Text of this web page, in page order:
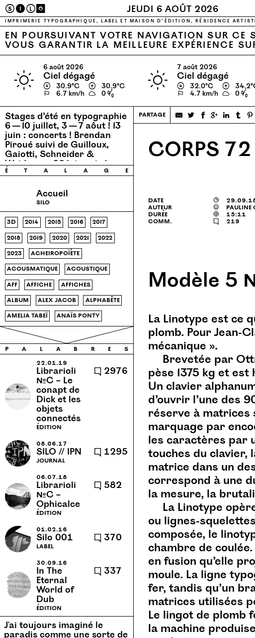
SIL O JEUDI 6 AOÛT 2026
IMPRIMERIE TYPOGRAPHIQUE, LABEL ET MAISON D’ÉDITION, RÉSIDENCE
EN POURSUIVANT VOTRE NAVIGATION SUR CE
VOUS GARANTIR LA MEILLEURE EXPÉRIENCE
6 août 2026
ciel dégagé
↓ 30.9℃ ↑
30.9℃
⚐
6.7 km/h 0 %
7 août 2026
ciel dégagé
↓ 32.0℃ ↑
⚐
4.7 km/h 0 %
Stages d’été en typographie
6 — 10 juillet, 3 — 7 aôut ! 13
juin : concerts ! Brendan
Gaiotti, Schneider &
Weidmann 26 juin : ciné
concert avec Permaflo.
é t a l a g e
Accueil
silo
3d 2014 2015 2016
2017
2018
2019 2020 2021
2022
2023
acheiropoïète
acousmatique
acoustique
aff
affiche
affiches
album
alex jacob
alphabête
amelia tabeï
anaïs ponty
analyse
appel à contributions
apprentissage
architecture
Armenie
arthur chambry
ateliers
ateliers médicis
autonomie
bivouac
bruxelles
cabane
cannes-et-clairan
caractère
chansons
chronique
clément verceletto
conapt
concert
concerts
confortable l'évidence
contextuel
corps 72
cuisine
cuve
danse
dispersion
diy
dub
dyslexies
echotope
école
écologie
écriture collective
p a l a b r e
s
22.01.19
Librarioli
№C – Le
conapt de
Dick et les
objets
connectés
édition
🗨 2976
08.06.17
SILO // IPN
journal
🗨 1295
06.07.18
Librarioli
№C –
Ophicalce
édition
🗨 582
01.02.16
Silo 001
label
🗨 370
30.09.16
In The
Eternal
World of
Dub
édition
🗨 337
J'ai toujours imaginé le
paradis comme une sorte de
partage
CORPS 72
date ◶
auteur ☺ pauline
durée  15:11
comm. 🗨 219
Modèle 5
La Linotype est ce
plomb. Pour Jean-
mécanique ».
Brevetée par
pèse 1375 kg et est
Un clavier
d’ouvrir l’une des
réserve à matrices
marquage par
les caractères par
touches du clavier,
matrice dans un
correspond à une
la mesure, la
La Linotype
ou lignes-
composée, le
chambre de
en fusion qu’elle
moule. La ligne
fer, tandis qu’un
matrices utilisées
Le lingot de plomb
la machine